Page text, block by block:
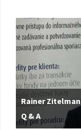
Rainer
Q & A